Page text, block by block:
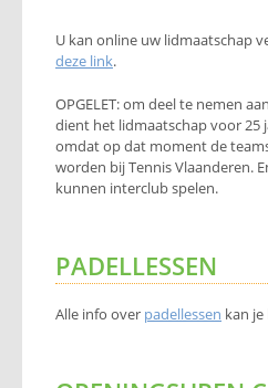
U kan online uw lidmaatschap
deze link.
OPGELET: om deel te nemen
dient het lidmaatschap voor 25
omdat op dat moment de
worden bij Tennis Vlaanderen.
kunnen interclub spelen.
PADELLESSEN
Alle info over padellessen kan